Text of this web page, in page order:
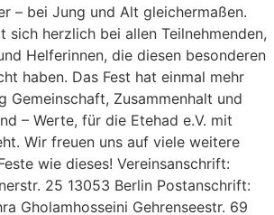
– bei Jung und Alt gleichermaßen.
sich herzlich bei allen Teilnehmenden,
Helferinnen, die diesen besonderen
haben. Das Fest hat einmal mehr
Gemeinschaft, Zusammenhalt und
– Werte, für die Etehad e.V. mit
Wir freuen uns auf viele weitere
wie dieses! Vereinsanschrift:
25 13053 Berlin Postanschrift:
Gholamhosseini Gehrenseestr. 69